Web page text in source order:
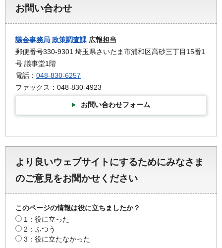
お問い合わせ
議会事務局 政策調査課 広報担当
郵便番号330-9301 埼玉県さいたま市浦和区高砂三丁目15番1
号 議事堂1階
電話： 048-830-6257
ファックス：048-830-4923
お問い合わせフォーム
より良いウェブサイトにするためにみなさま
のご意見をお聞かせください
このページの情報は役に立ちましたか？
1：役に立った
2：ふつう
3：役に立たなかった